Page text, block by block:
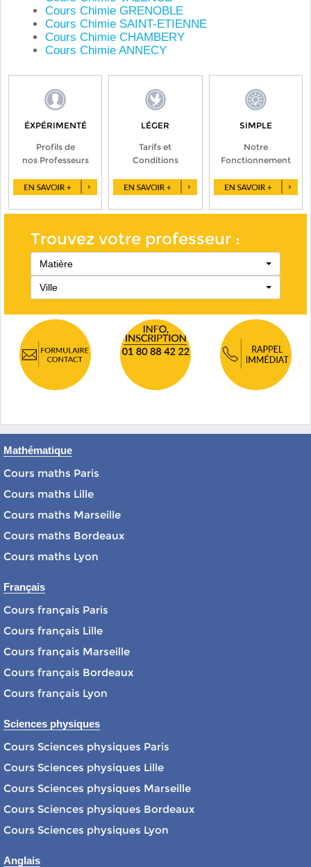
Cours Chimie GRENOBLE
Cours Chimie SAINT-ETIENNE
Cours Chimie CHAMBERY
Cours Chimie ANNECY
ÉXPÉRIMENTÉ
Profils de
nos Professeurs
LÉGER
Tarifs et
Conditions
SIMPLE
Notre
Fonctionnement
Trouvez votre professeur :
Matière
Ville
Mathématique
Cours maths Paris
Cours maths Lille
Cours maths Marseille
Cours maths Bordeaux
Cours maths Lyon
Français
Cours français Paris
Cours français Lille
Cours français Marseille
Cours français Bordeaux
Cours français Lyon
Sciences physiques
Cours Sciences physiques Paris
Cours Sciences physiques Lille
Cours Sciences physiques Marseille
Cours Sciences physiques Bordeaux
Cours Sciences physiques Lyon
Anglais